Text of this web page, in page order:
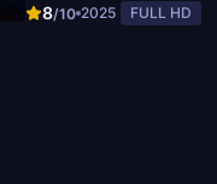
8/10 2025 FULL HD